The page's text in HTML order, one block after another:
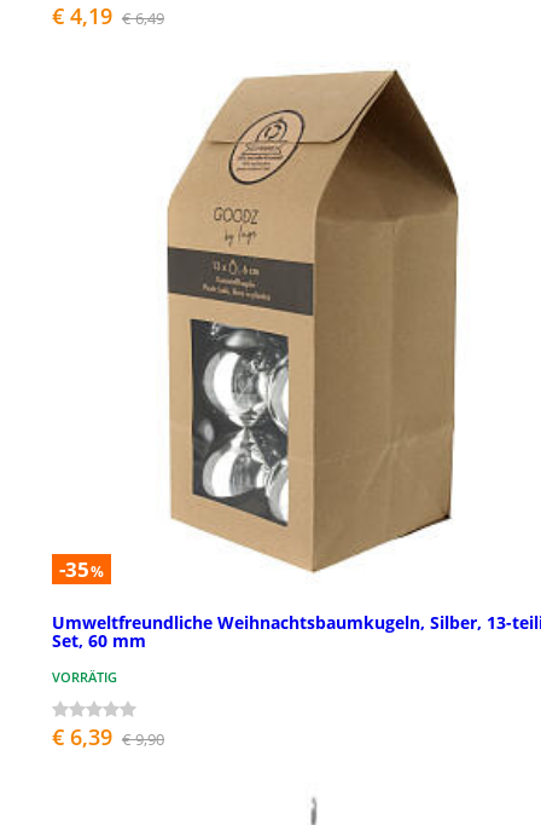
€ 4,19 € 6,49
-35%
Umweltfreundliche Weihnachtsbaumkugeln, Silber, 13-
Set, 60 mm
VORRÄTIG
€ 6,39 € 9,90